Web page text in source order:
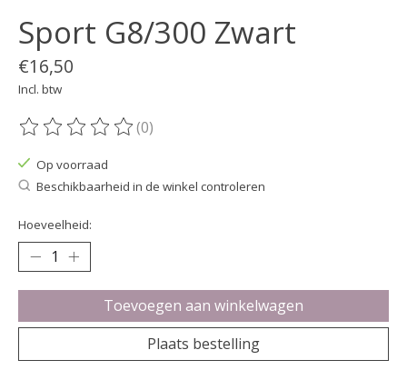
Sport G8/300 Zwart
€16,50
Incl. btw
De beoordeling van dit product is
(0)
Op voorraad
Beschikbaarheid in de winkel controleren
Hoeveelheid:
Toevoegen aan winkelwagen
Plaats bestelling